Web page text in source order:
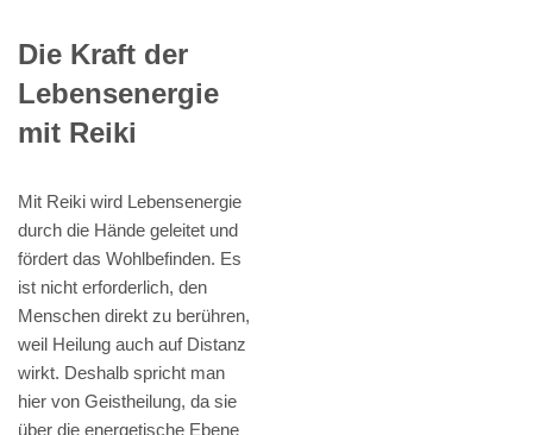
Die Kraft der
Lebensenergie
mit Reiki
Mit Reiki wird Lebensenergie
durch die Hände geleitet und
fördert das Wohlbefinden. Es
ist nicht erforderlich, den
Menschen direkt zu berühren,
weil Heilung auch auf Distanz
wirkt. Deshalb spricht man
hier von Geistheilung, da sie
über die energetische Ebene